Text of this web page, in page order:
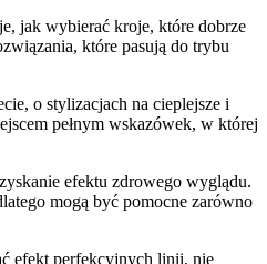
jak wybierać kroje, które dobrze
które pasują do trybu
o stylizacjach na cieplejsze i
pełnym wskazówek, w której
efektu zdrowego wyglądu.
mogą być pomocne zarówno
efekt perfekcyjnych linii, nie